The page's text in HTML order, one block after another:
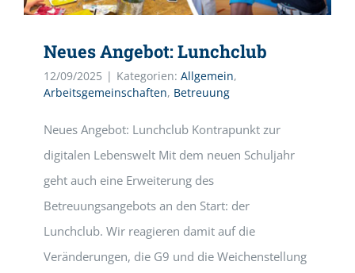
Neues Angebot: Lunchclub
12/09/2025 | Kategorien: Allgemein,
Arbeitsgemeinschaften, Betreuung
Neues Angebot: Lunchclub Kontrapunkt zur
digitalen Lebenswelt Mit dem neuen Schuljahr
geht auch eine Erweiterung des
Betreuungsangebots an den Start: der
Lunchclub. Wir reagieren damit auf die
Veränderungen, die G9 und die Weichenstellung